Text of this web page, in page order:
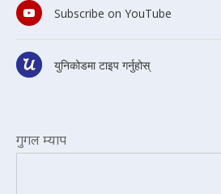
Subscribe on YouTube
युनिकोडमा टाइप गर्नुहोस्
गुगल म्याप